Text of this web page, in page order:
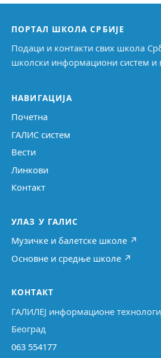
ПОРТАЛ ШКОЛА СРБИЈЕ
Подаци и контакти свих школа
школски информациони систем и
НАВИГАЦИЈА
Почетна
ГАЛИС систем
Вести
Линкови
Контакт
УЛАЗ У ГАЛИС
Музичке и балетске школе ↗
Основне и средње школе ↗
КОНТАКТ
ГАЛИЛЕЈ информационе
Београд
063 554177